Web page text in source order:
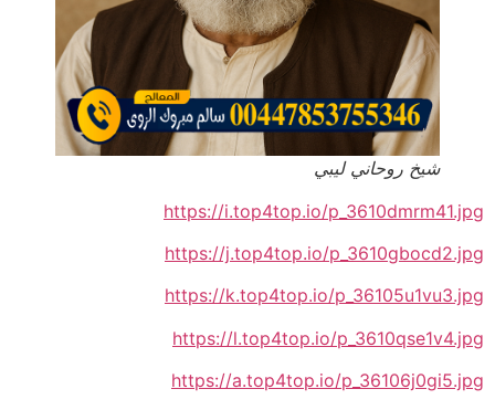
شيخ روحاني ليبي
https://i.top4top.io/p_3610dmrm41.jpg
https://j.top4top.io/p_3610gbocd2.jpg
https://k.top4top.io/p_36105u1vu3.jpg
https://l.top4top.io/p_3610qse1v4.jpg
https://a.top4top.io/p_36106j0gi5.jpg